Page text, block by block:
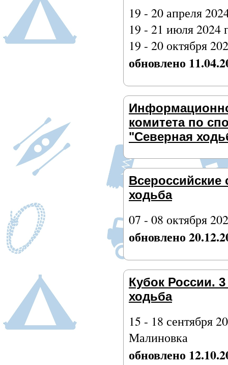
19 - 20 апреля
19 - 21 июля 2024
19 - 20 октября
обновлено
комитета по
"Северная
Всероссийские
ходьба
07 - 08 октября
обновлено
Кубок России.
ходьба
15 - 18 сентября
Малиновка
обновлено